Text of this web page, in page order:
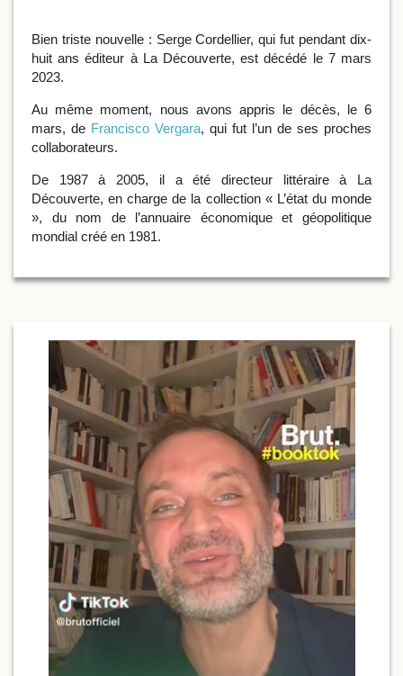
Bien triste nouvelle : Serge Cordellier, qui fut pendant dix-
huit ans éditeur à La Découverte, est décédé le 7 mars
2023.
Au même moment, nous avons appris le décès, le 6
mars, de Francisco Vergara, qui fut l’un de ses proches
collaborateurs.
De 1987 à 2005, il a été directeur littéraire à La
Découverte, en charge de la collection « L’état du monde
», du nom de l’annuaire économique et géopolitique
mondial créé en 1981.